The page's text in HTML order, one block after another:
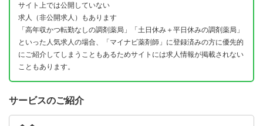
サイト上では公開していない
求人（非公開求人）もあります
「高年収かつ転勤なしの調剤薬局」「土日休み＋平日休みの調剤薬局」
といった人気求人の場合、「マイナビ薬剤師」に登録済みの方に優先的
にご紹介してしまうこともあるためサイトには求人情報が掲載されない
こともあります。
サービスのご紹介